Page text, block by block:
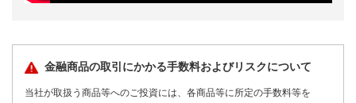
金融商品の取引にかかる手数料およびリスクについて
当社が取扱う商品等へのご投資には、各商品等に所定の手数料等を